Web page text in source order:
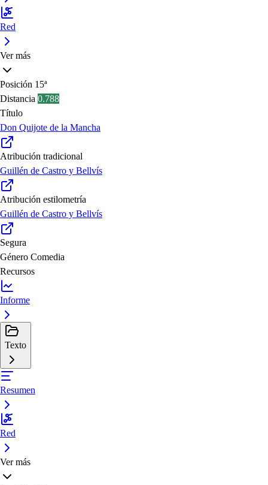
Red
Ver más
Posición 15ª
Distancia 0.788
Título
Don Quijote de la Mancha
Atribución tradicional
Guillén de Castro y Bellvís
Atribución estilometría
Guillén de Castro y Bellvís
Segura
Género Comedia
Recursos
Informe
Texto
Resumen
Red
Ver más